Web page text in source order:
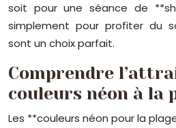
soit pour une séance de
simplement pour profiter du
sont un choix parfait.
Comprendre
couleurs néon à la
Les **couleurs néon pour la